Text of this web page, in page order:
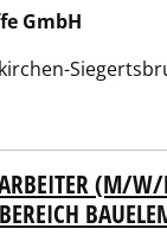
GmbH
(M/